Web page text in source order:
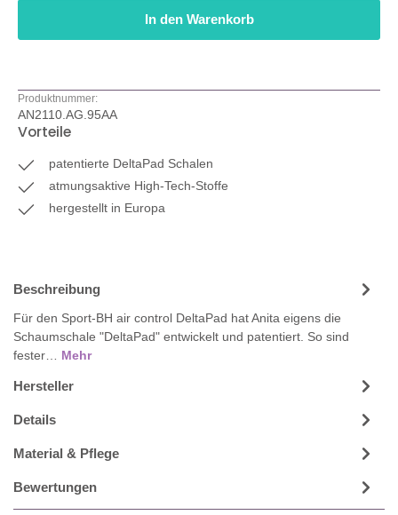
In den Warenkorb
Produktnummer:
AN2110.AG.95AA
Vorteile
patentierte DeltaPad Schalen
atmungsaktive High-Tech-Stoffe
hergestellt in Europa
Beschreibung
Für den Sport-BH air control DeltaPad hat Anita eigens die
Schaumschale "DeltaPad" entwickelt und patentiert. So sind
fester… Mehr
Hersteller
Details
Material & Pflege
Bewertungen